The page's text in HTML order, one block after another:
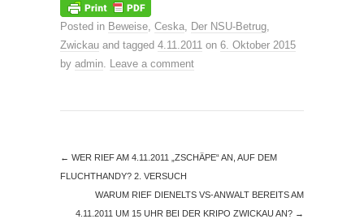
Posted in Beweise Ceska Der NSU-Betrug
Zwickau and tagged 4.11.2011 on 6. Oktober 2015
by admin Leave a comment
← WER RIEF AM 4.11.2011 „ZSCHÄPE“ AN, AUF DEM
FLUCHTHANDY? 2. VERSUCH
WARUM RIEF DIENELTS VS-ANWALT BEREITS AM
4.11.2011 UM 15 UHR BEI DER KRIPO ZWICKAU AN? →